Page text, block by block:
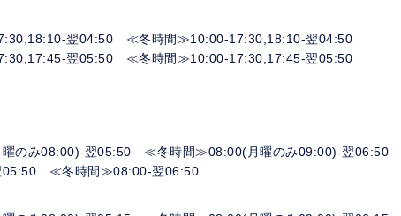
翌04:50 ≪冬時間≫10:00-17:30,18:10-翌04:50
翌05:50 ≪冬時間≫10:00-17:30,17:45-翌05:50
曜のみ08:00)-翌05:50 ≪冬時間≫08:00(月曜のみ09:00)-翌06:50
05:50 ≪冬時間≫08:00-翌06:50